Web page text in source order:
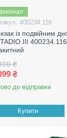
400234.116
із подвійним
III
₴
₴
до відправки
Купити